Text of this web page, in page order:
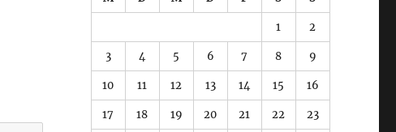
1 2
3 4 5 6 7 8 9
10 11 12 13 14 15 16
17 18 19 20 21 22 23